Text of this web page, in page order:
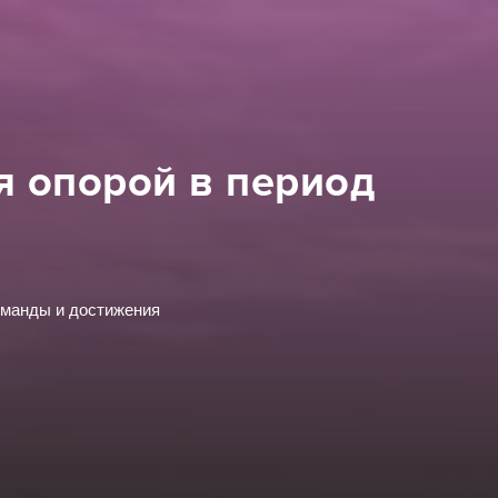
опорой в период
и достижения